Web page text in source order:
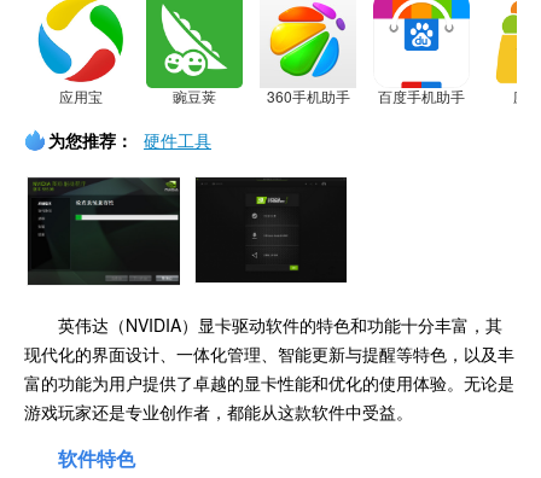
应用宝 豌豆荚 360手机助手 百度手机助手 应
为您推荐： 硬件工具
英伟达（NVIDIA）显卡驱动软件的特色和功能十分丰富，其
现代化的界面设计、一体化管理、智能更新与提醒等特色，以及丰
富的功能为用户提供了卓越的显卡性能和优化的使用体验。无论是
游戏玩家还是专业创作者，都能从这款软件中受益。
软件特色